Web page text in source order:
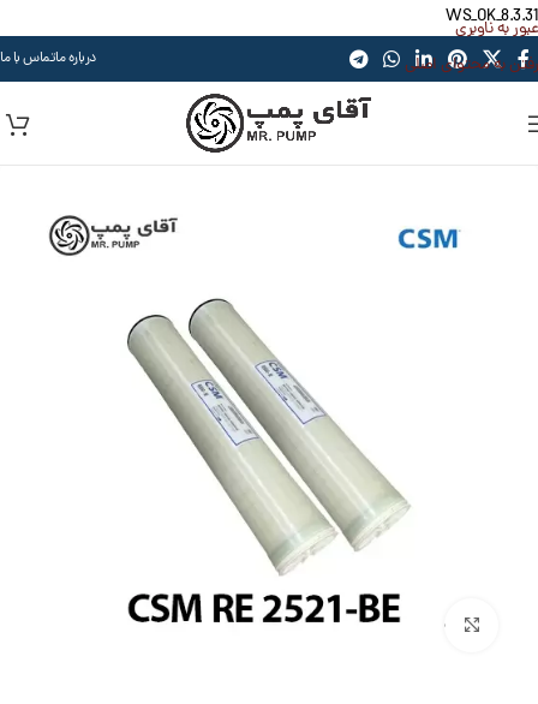
WS_OK_8.3.31
عبور به ناوبری
رفتن به محتوای اصلی
درباره ماتماس با ما
بزرگنمایی تصویر